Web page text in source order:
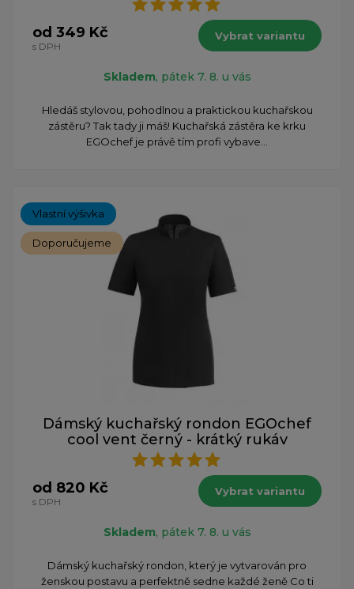
od 349 Kč
s DPH
Vybrat variantu
Skladem, pátek 7. 8. u vás
​Hledáš stylovou, pohodlnou a praktickou kuchařskou
zástěru? Tak tady ji máš! Kuchařská zástěra ke krku
EGOchef je právě tím profi vybave...
Vlastní výšivka
Doporučujeme
Dámský kuchařský rondon EGOchef
cool vent černý - krátký rukáv
od 820 Kč
s DPH
Vybrat variantu
Skladem, pátek 7. 8. u vás
Dámský kuchařský rondon, který je vytvarován pro
ženskou postavu a perfektně sedne každé ženě Co ti